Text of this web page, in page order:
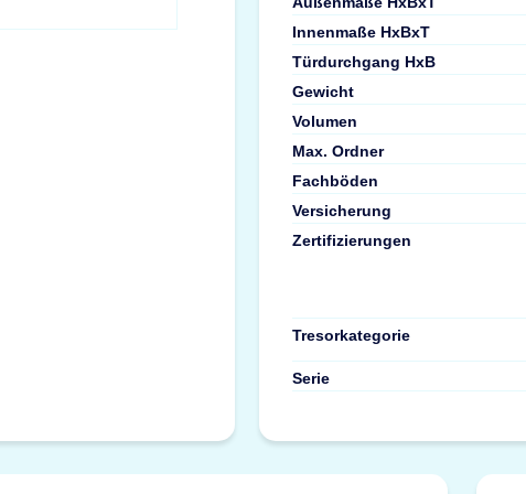
Innenmaße HxBxT
Türdurchgang HxB
Gewicht
Volumen
Max. Ordner
Fachböden
Versicherung
Zertifizierungen
Tresorkategorie
Serie